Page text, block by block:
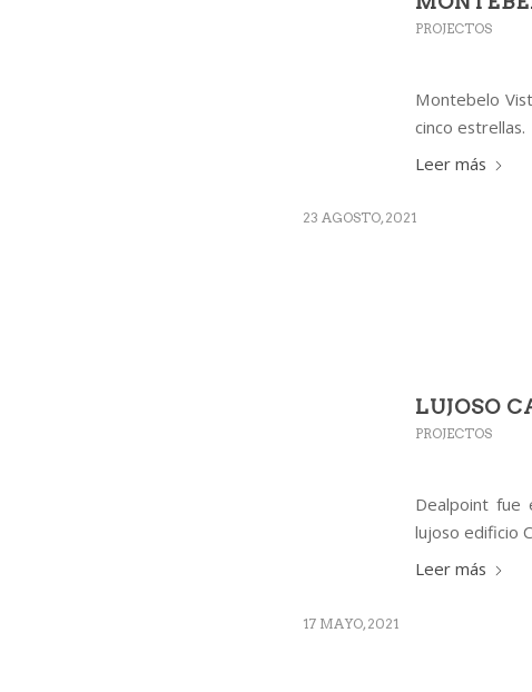
PROJECTOS
Montebelo
cinco estrellas.
Leer más
23 AGOSTO, 2021
LUJOSO
PROJECTOS
Dealpoint fue
lujoso edificio
Leer más
17 MAYO, 2021